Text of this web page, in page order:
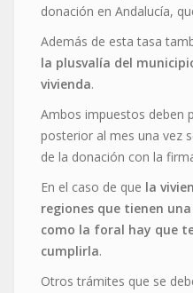
donación en Andalucía,
Además de esta tasa
la plusvalía del
vivienda.
Ambos impuestos deben
posterior al mes una vez
de la donación con la
En el caso de que la
regiones que tienen
como la foral hay que
cumplirla.
Otros trámites que se